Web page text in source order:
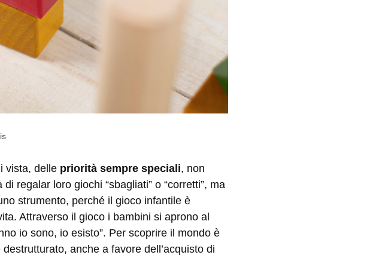
vista, delle priorità sempre speciali, non
regalar loro giochi “sbagliati” o “corretti”, ma
strumento, perché il gioco infantile è
Attraverso il gioco i bambini si aprono al
io sono, io esisto”. Per scoprire il mondo è
anche a favore dell’acquisto di